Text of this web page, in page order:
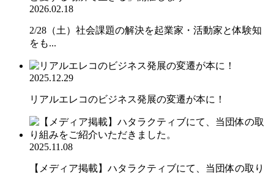
2026.02.18
2/28（土）社会課題の解決を起業家・活動家と体験知
をも...
2025.12.29
リアルエレコのビジネス発展の変遷が本に！
2025.11.08
【メディア掲載】ハタラクティブにて、当団体の取り